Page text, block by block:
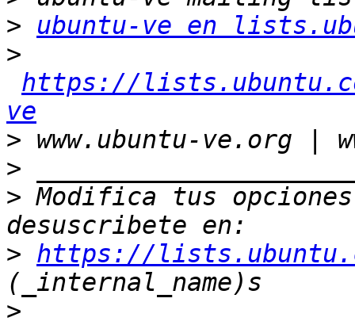
>
ubuntu-ve en
>
https://
ve
>
>
> Modifica tus
> https://
>